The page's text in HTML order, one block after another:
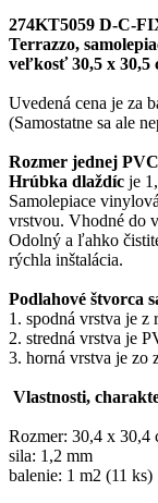
274KT5059 D-C-
Terrazzo,
veľkosť 30,5 x 30,5
Uvedená cena je za
(Samostatne sa ale
Rozmer jednej
Hrúbka dlaždíc je
Samolepiace
vrstvou. Vhodné do
Odolný a ľahko
rýchla inštalácia.
Podlahové štvorca
1. spodná vrstva je
2. stredná vrstva je
3. horná vrstva je zo
Vlastnosti,
Rozmer: 30,4 x 30,4
sila: 1,2 mm
balenie: 1 m2 (11 ks)